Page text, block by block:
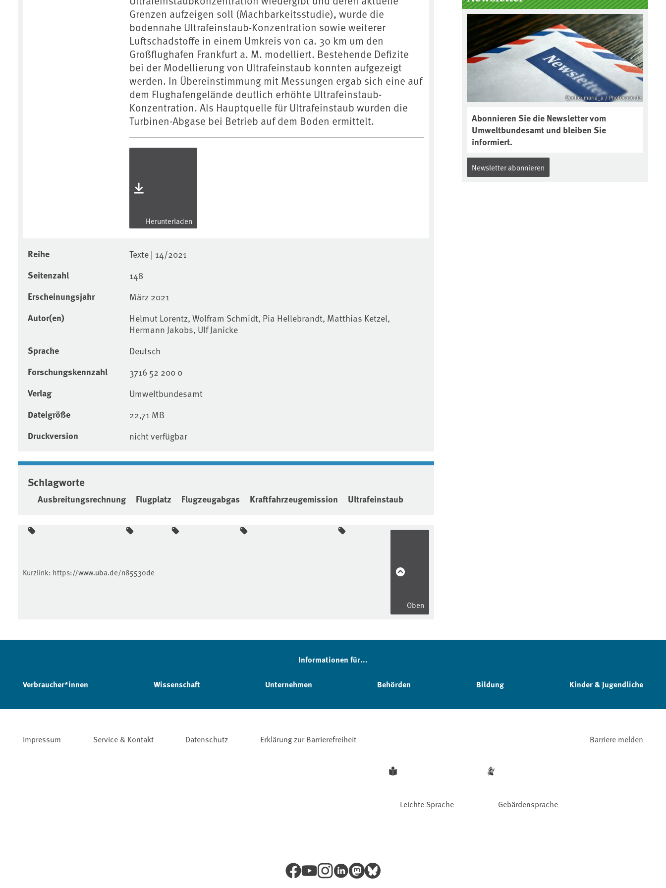
Grenzen aufzeigen soll (Machbarkeitsstudie), wurde die
bodennahe Ultrafeinstaub-Konzentration sowie weiterer
Luftschadstoffe in einem Umkreis von ca. 30 km um den
Großflughafen Frankfurt a. M. modelliert. Bestehende Defizite
bei der Modellierung von Ultrafeinstaub konnten aufgezeigt
werden. In Übereinstimmung mit Messungen ergab sich eine auf
dem Flughafengelände deutlich erhöhte Ultrafeinstaub-
Konzentration. Als Hauptquelle für Ultrafeinstaub wurden die
Turbinen-Abgase bei Betrieb auf dem Boden ermittelt.
Herunterladen
Reihe Texte | 14/2021
Seitenzahl 148
Erscheinungsjahr März 2021
Autor(en)
Helmut Lorentz, Wolfram Schmidt, Pia Hellebrandt, Matthias Ketzel,
Hermann Jakobs, Ulf Janicke
Sprache Deutsch
Forschungskennzahl 3716 52 200 0
Verlag Umweltbundesamt
Dateigröße 22,71 MB
Druckversion nicht verfügbar
Schlagworte
Ausbreitungsrechnung Flugplatz Flugzeugabgas Kraftfahrzeugemission Ultrafeinstaub
Boden des Jahres ausgewählt und
was passiert eigentlich während
eines solchen Bodenjahres? Infos
dazu gibt es im aktuellen Podcast
„Soilcast“. Jetzt reinhören:
https://soilcast.de/interview/sc20
2-interview-die-kuer-der-krume/
Quelle: maria_a / Photocase.de
Abonnieren Sie die Newsletter vom
Umweltbundesamt und bleiben Sie
informiert.
Newsletter abonnieren
Kurzlink: https://www.uba.de/n85530de
Oben
Informationen für...
Verbraucher*innen Wissenschaft Unternehmen Behörden Bildung Kinder & Jugendliche
Impressum Service & Kontakt Datenschutz Erklärung zur Barrierefreiheit
Leichte Sprache Gebärdensprache
Barriere melden